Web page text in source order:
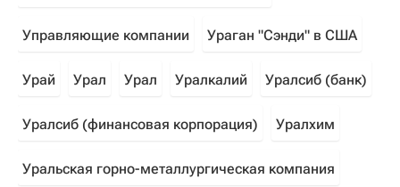
Управляющие компании Ураган "Сэнди" в США
Урай Урал Урал Уралкалий Уралсиб (банк)
Уралсиб (финансовая корпорация) Уралхим
Уральская горно-металлургическая компания